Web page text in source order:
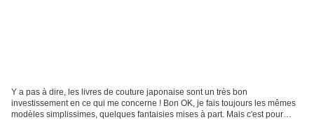
Y a pas à dire, les livres de couture japonaise sont un très bon
investissement en ce qui me concerne ! Bon OK, je fais toujours les mêmes
modèles simplissimes, quelques fantaisies mises à part. Mais c'est pour